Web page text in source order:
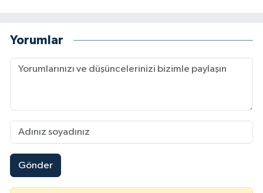
Yorumlar
Gönder